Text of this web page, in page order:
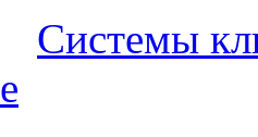
Системы